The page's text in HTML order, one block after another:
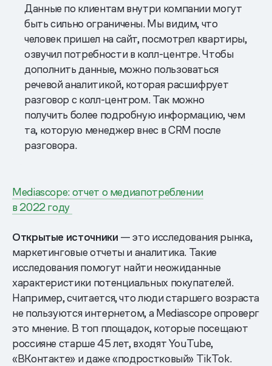
Данные по клиентам внутри компании могут
быть сильно ограничены. Мы видим, что
человек пришел на сайт, посмотрел квартиры,
озвучил потребности в колл-центре. Чтобы
дополнить данные, можно пользоваться
речевой аналитикой, которая расшифрует
разговор с колл-центром. Так можно
получить более подробную информацию, чем
та, которую менеджер внес в CRM после
разговора.
Mediascope: отчет о медиапотреблении
в 2022 году
Открытые источники — это исследования рынка,
маркетинговые отчеты и аналитика. Такие
исследования помогут найти неожиданные
характеристики потенциальных покупателей.
Например, считается, что люди старшего возраста
не пользуются интернетом, а Mediascope опроверг
это мнение. В топ площадок, которые посещают
россияне старше 45 лет, входят YouTube,
«ВКонтакте» и даже «подростковый» TikTok.